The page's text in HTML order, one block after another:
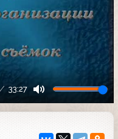
33:27